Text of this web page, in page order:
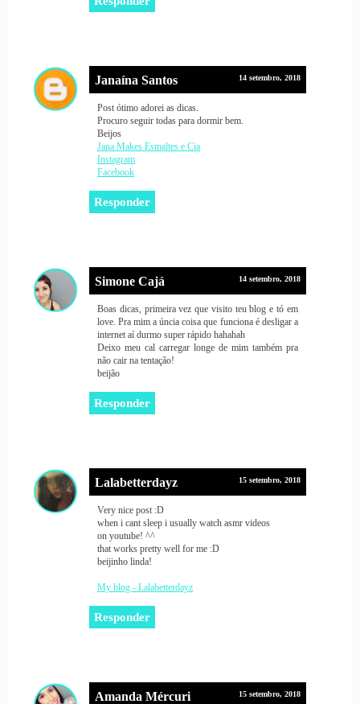
Janaína Santos 14 setembro, 2018
Post ótimo adorei as dicas.
Procuro seguir todas para dormir bem.
Beijos
Jana Makes Esmaltes e Cia
Instagram
Facebook
Responder
Simone Cajá 14 setembro, 2018
Boas dicas, primeira vez que visito teu blog e tó em
love. Pra mim a úncia coisa que funciona é desligar a
internet aí durmo super rápido hahahah
Deixo meu cal carregar longe de mim também pra
não cair na tentação!
beijão
Responder
Lalabetterdayz 15 setembro, 2018
Very nice post :D
when i cant sleep i usually watch asmr videos
on youtube! ^^
that works pretty well for me :D
beijinho linda!
My blog - Lalabetterdayz
Responder
Amanda Mércuri 15 setembro, 2018